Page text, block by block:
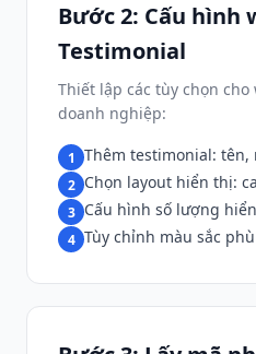
Bước 2: Cấu hình
Testimonial
Thiết lập các tùy chọn
doanh nghiệp:
1 Thêm testimonial:
2 Chọn layout hiển thị:
3 Cấu hình số lượng
4 Tùy chỉnh màu sắc